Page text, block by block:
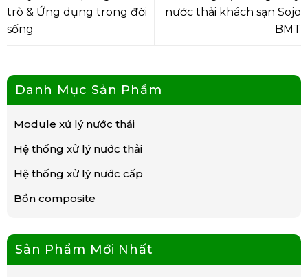
trò & Ứng dụng trong đời
sống
nước thải khách sạn Sojo
BMT
Danh Mục Sản Phẩm
Module xử lý nước thải
Hệ thống xử lý nước thải
Hệ thống xử lý nước cấp
Bồn composite
Sản Phẩm Mới Nhất